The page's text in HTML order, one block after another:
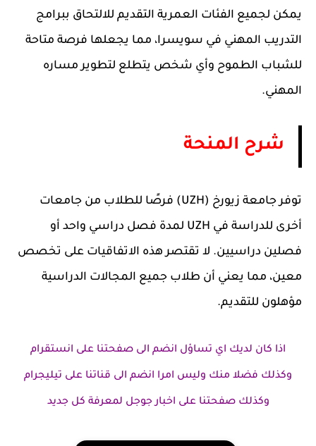
يمكن لجميع الفئات العمرية التقديم للالتحاق ببرامج
التدريب المهني في سويسرا، مما يجعلها فرصة متاحة
للشباب الطموح وأي شخص يتطلع لتطوير مساره
المهني.
شرح المنحة
توفر جامعة زيورخ (UZH) فرصًا للطلاب من جامعات
أخرى للدراسة في UZH لمدة فصل دراسي واحد أو
فصلين دراسيين. لا تقتصر هذه الاتفاقيات على تخصص
معين، مما يعني أن طلاب جميع المجالات الدراسية
مؤهلون للتقديم.
اذا كان لديك اي تساؤل انضم الى صفحتنا على انستقرام
وكذلك فضلا منك وليس امرا انضم الى قناتنا على تيليجرام
وكذلك صفحتنا على اخبار جوجل لمعرفة كل جديد